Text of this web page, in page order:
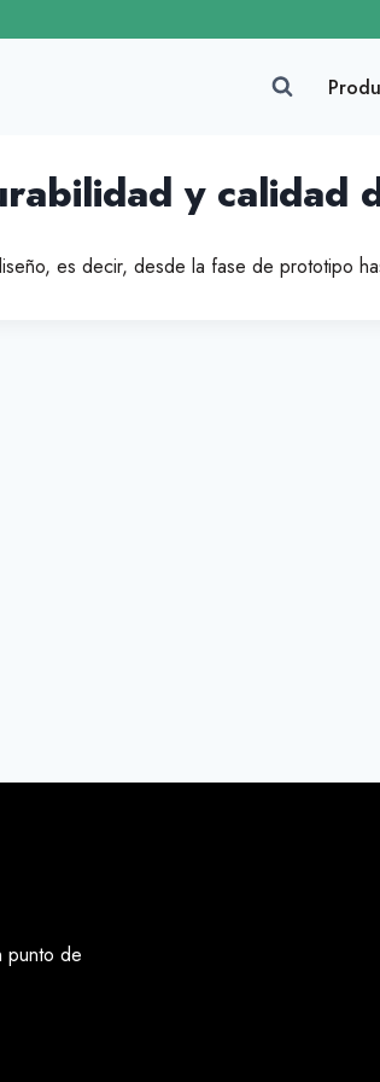
y calidad
es decir, desde la fase de prototipo
punto de